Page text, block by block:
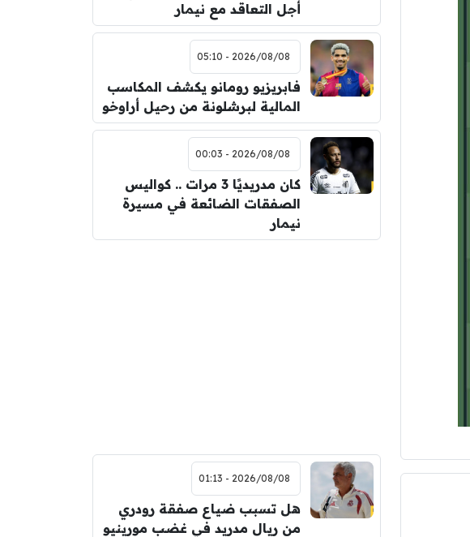
أجل التعاقد مع نيمار
2026/08/08 - 05:10
فابريزيو رومانو يكشف المكاسب
المالية لبرشلونة من رحيل أراوخو
2026/08/08 - 00:03
كان مدريديًا 3 مرات .. كواليس
الصفقات الضائعة في مسيرة
نيمار
2026/08/08 - 01:13
هل تسبب ضياع صفقة رودري
من ريال مدريد في غضب مورينيو